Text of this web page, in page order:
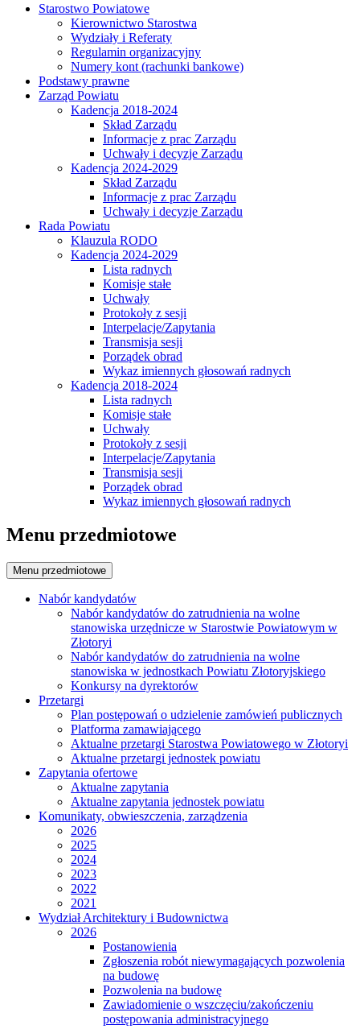
Starostwo Powiatowe
Kierownictwo Starostwa
Wydziały i Referaty
Regulamin organizacyjny
Numery kont (rachunki bankowe)
Podstawy prawne
Zarząd Powiatu
Kadencja 2018-2024
Skład Zarządu
Informacje z prac Zarządu
Uchwały i decyzje Zarządu
Kadencja 2024-2029
Skład Zarządu
Informacje z prac Zarządu
Uchwały i decyzje Zarządu
Rada Powiatu
Klauzula RODO
Kadencja 2024-2029
Lista radnych
Komisje stałe
Uchwały
Protokoły z sesji
Interpelacje/Zapytania
Transmisja sesji
Porządek obrad
Wykaz imiennych głosowań radnych
Kadencja 2018-2024
Lista radnych
Komisje stałe
Uchwały
Protokoły z sesji
Interpelacje/Zapytania
Transmisja sesji
Porządek obrad
Wykaz imiennych głosowań radnych
Menu przedmiotowe
Menu przedmiotowe
Nabór kandydatów
Nabór kandydatów do zatrudnienia na wolne
stanowiska urzędnicze w Starostwie Powiatowym w
Złotoryi
Nabór kandydatów do zatrudnienia na wolne
stanowiska w jednostkach Powiatu Złotoryjskiego
Konkursy na dyrektorów
Przetargi
Plan postępowań o udzielenie zamówień publicznych
Platforma zamawiającego
Aktualne przetargi Starostwa Powiatowego w Złotoryi
Aktualne przetargi jednostek powiatu
Zapytania ofertowe
Aktualne zapytania
Aktualne zapytania jednostek powiatu
Komunikaty, obwieszczenia, zarządzenia
2026
2025
2024
2023
2022
2021
Wydział Architektury i Budownictwa
2026
Postanowienia
Zgłoszenia robót niewymagających pozwolenia
na budowę
Pozwolenia na budowę
Zawiadomienie o wszczęciu/zakończeniu
postępowania administracyjnego